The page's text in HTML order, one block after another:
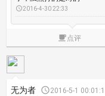
2016-4-30 22:33
点评
无为者 2016-5-1